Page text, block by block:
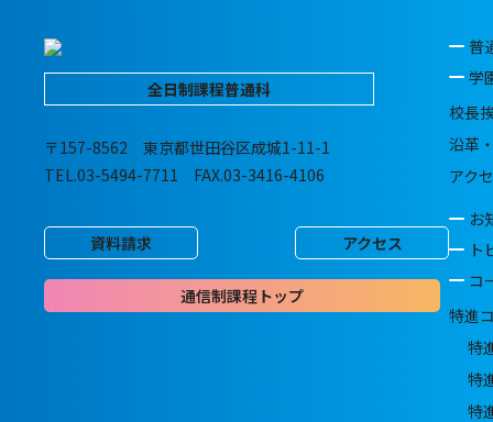
全日制課程普通科
〒157-8562 東京都世田谷区成城1-11-1
TEL.03-5494-7711 FAX.03-3416-4106
資料請求 アクセス
通信制課程トップ
普
学
校長
沿革
アク
お
ト
コ
特進
特
特
特